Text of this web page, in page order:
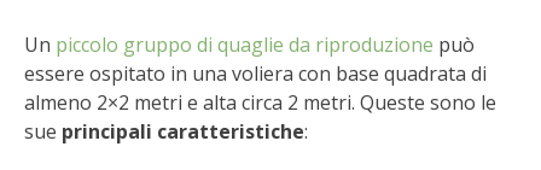
CONSERVE DELL’ORTO
FACEM
Un piccolo gruppo di quaglie da riproduzione può
essere ospitato in una voliera con base quadrata di
almeno 2×2 metri e alta circa 2 metri. Queste sono le
sue principali caratteristiche: